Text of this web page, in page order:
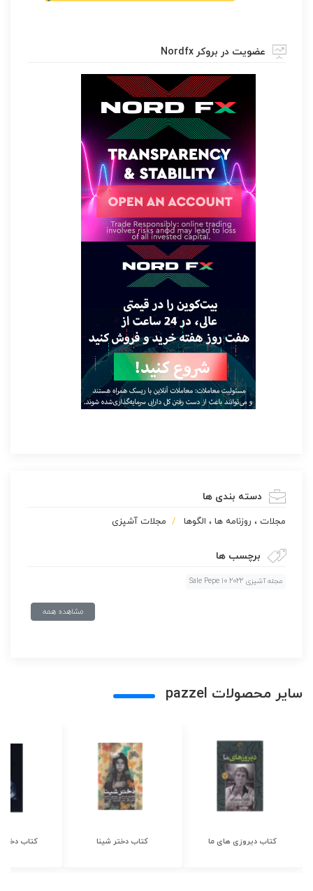
عضویت در بروکر Nordfx
دسته بندی ها
مجلات ، روزنامه ها ، الگوها مجلات آشپزی
برچسب ها
مجله آشپزی Sale Pepe 10 2022
مشاهده همه
سایر محصولات pazzel
کتاب دیروزی های ما کتاب دختر شینا کتاب دختر